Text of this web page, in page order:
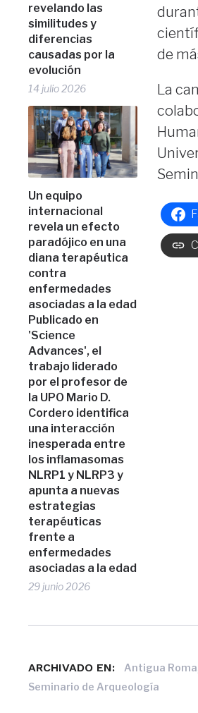
revelando las
similitudes y
diferencias
causadas por la
evolución
14 julio 2026
Un equipo
internacional
revela un efecto
paradójico en una
diana terapéutica
contra
enfermedades
asociadas a la edad
Publicado en
'Science
Advances', el
trabajo liderado
por el profesor de
la UPO Mario D.
Cordero identifica
una interacción
inesperada entre
los inflamasomas
NLRP1 y NLRP3 y
apunta a nuevas
estrategias
terapéuticas
frente a
enfermedades
asociadas a la edad
29 junio 2026
de
La
ARCHIVADO EN: Antigua Roma
Seminario de Arqueología